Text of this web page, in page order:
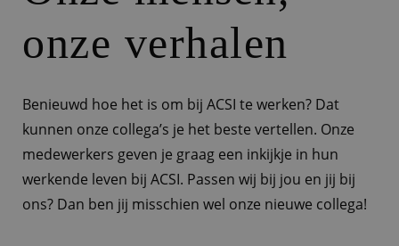
onze verhalen
Benieuwd hoe het is om bij ACSI te werken? Dat
kunnen onze collega’s je het beste vertellen. Onze
medewerkers geven je graag een inkijkje in hun
werkende leven bij ACSI. Passen wij bij jou en jij bij
ons? Dan ben jij misschien wel onze nieuwe collega!